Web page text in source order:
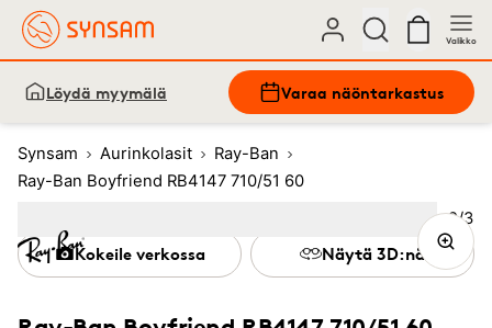
Valikko
Löydä myymälä Varaa näöntarkastus
Synsam Aurinkolasit
Ray-Ban
Ray-Ban Boyfriend RB4147 710/51 60
Kokeile verkossa Näytä 3D:nä
Kuva
2/3
3